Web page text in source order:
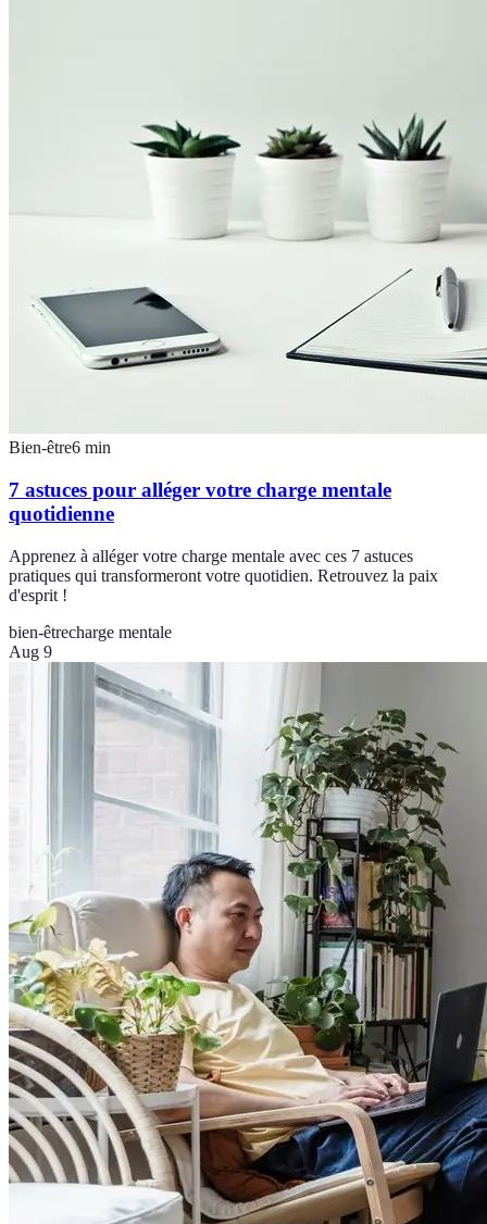
Bien-être6 min
7 astuces pour alléger votre charge mentale
quotidienne
Apprenez à alléger votre charge mentale avec ces 7 astuces
pratiques qui transformeront votre quotidien. Retrouvez la paix
d'esprit !
bien-êtrecharge mentale
Aug 9